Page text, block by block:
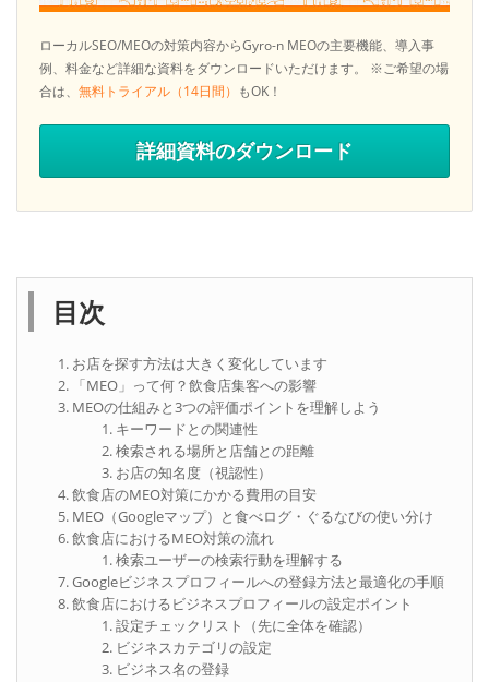
ローカルSEO/MEOの対策内容からGyro-n MEOの主要機能、導入事
例、料金など詳細な資料をダウンロードいただけます。
※ご希望の場
合は、 無料トライアル（14日間） もOK！
詳細資料のダウンロード
目次
お店を探す方法は大きく変化しています
「MEO」って何？飲食店集客への影響
MEOの仕組みと3つの評価ポイントを理解しよう
キーワードとの関連性
検索される場所と店舗との距離
お店の知名度（視認性）
飲食店のMEO対策にかかる費用の目安
MEO（Googleマップ）と食べログ・ぐるなびの使い分け
飲食店におけるMEO対策の流れ
検索ユーザーの検索行動を理解する
Googleビジネスプロフィールへの登録方法と最適化の手順
飲食店におけるビジネスプロフィールの設定ポイント
設定チェックリスト（先に全体を確認）
ビジネスカテゴリの設定
ビジネス名の登録